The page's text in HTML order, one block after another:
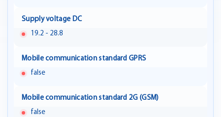
Supply voltage DC
19.2 - 28.8
Mobile communication standard GPRS
false
Mobile communication standard 2G (GSM)
false